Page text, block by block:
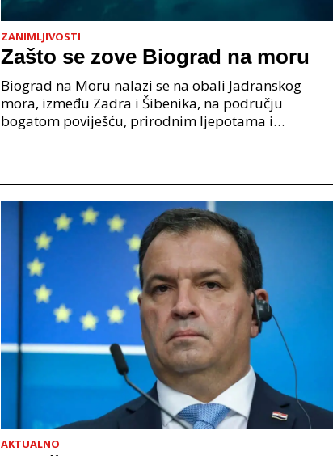
ZANIMLJIVOSTI
Zašto se zove Biograd na moru
Biograd na Moru nalazi se na obali Jadranskog
mora, između Zadra i Šibenika, na području
bogatom poviješću, prirodnim ljepotama i
AKTUALNO